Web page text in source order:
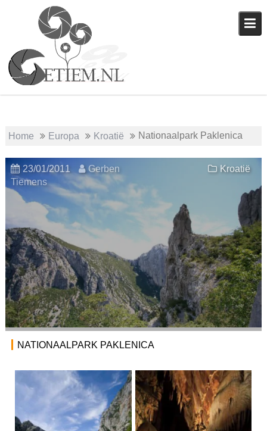
Home Europa Kroatië Nationaalpark Paklenica
23/01/2011
Gerben
Tiemens
Kroatië
NATIONAALPARK PAKLENICA